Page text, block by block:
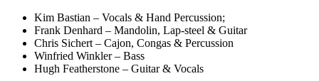
Kim Bastian – Vocals & Hand Percussion;
Frank Denhard – Mandolin, Lap-steel & Guitar
Chris Sichert – Cajon, Congas & Percussion
Winfried Winkler – Bass
Hugh Featherstone – Guitar & Vocals